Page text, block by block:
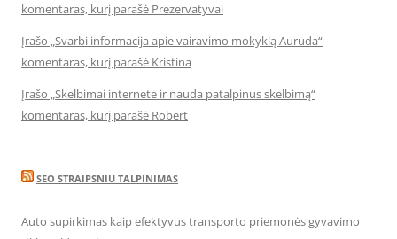
komentaras, kurį parašė Prezervatyvai
Įrašo „Svarbi informacija apie vairavimo mokyklą Auruda“
komentaras, kurį parašė Kristina
Įrašo „Skelbimai internete ir nauda patalpinus skelbimą“
komentaras, kurį parašė Robert
SEO STRAIPSNIU TALPINIMAS
Auto supirkimas kaip efektyvus transporto priemonės gyvavimo